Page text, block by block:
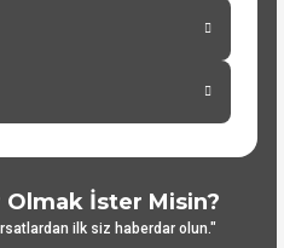
İster Misin?
ilk siz haberdar olun."